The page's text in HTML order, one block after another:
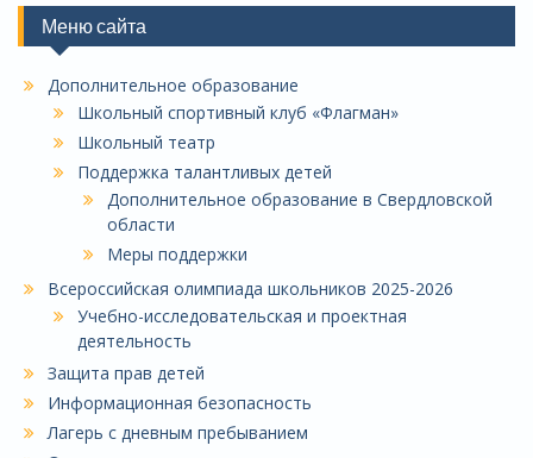
Меню сайта
Дополнительное образование
Школьный спортивный клуб «Флагман»
Школьный театр
Поддержка талантливых детей
Дополнительное образование в Свердловской
области
Меры поддержки
Всероссийская олимпиада школьников 2025-2026
Учебно-исследовательская и проектная
деятельность
Защита прав детей
Информационная безопасность
Лагерь с дневным пребыванием